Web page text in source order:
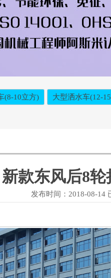
(8-10立方) 大型洒水车(12-
新款东风后8
发布时间： 2018-08-14